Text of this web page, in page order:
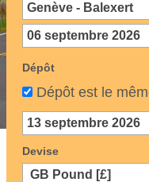
Dépôt
Dépôt est le
Devise